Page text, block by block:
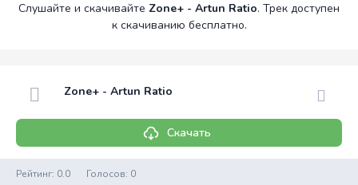
Слушайте и скачивайте Zone+ - Artun Ratio. Трек доступен
к скачиванию бесплатно.
Zone+ - Artun Ratio
Скачать
Рейтинг: 0.0 Голосов: 0